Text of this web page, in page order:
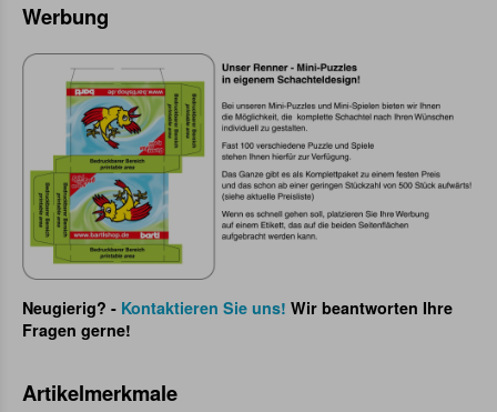
Werbung
Neugierig? - Kontaktieren Sie uns! Wir beantworten Ihre
Fragen gerne!
Artikelmerkmale